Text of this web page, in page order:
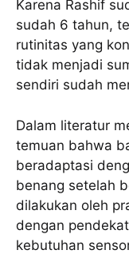
Karena Rashif
sudah 6 tahun,
rutinitas yang
tidak menjadi
sendiri sudah
Dalam literatur
temuan bahwa
beradaptasi
benang setelah
dilakukan oleh
dengan
kebutuhan